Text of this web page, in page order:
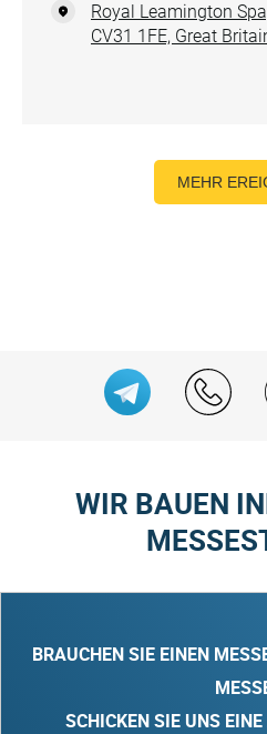
Royal Leamington
CV31 1FE, Great
MEHR
WIR BAUEN
BRAUCHEN SIE EINEN
SCHICKEN SIE UNS